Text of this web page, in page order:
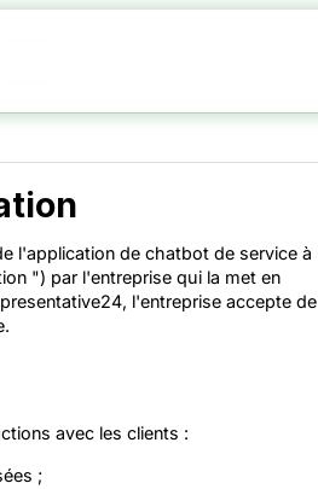
l'application de chatbot de service à
") par l'entreprise qui la met en
l'entreprise accepte de
avec les clients :
;